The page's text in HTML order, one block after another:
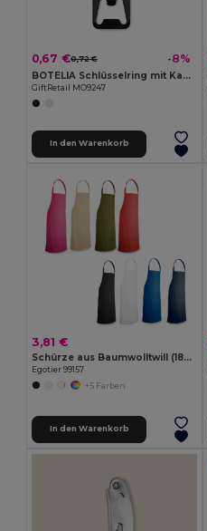
0,67 €0,72 € -8%
BOTELIA Schlüsselring mit Kapselheber
GiftRetail MO9247
In den Warenkorb
3,81 €
Schürze aus Baumwolltwill (180 g/m²)
Egotier 99157
+5 Farben
In den Warenkorb